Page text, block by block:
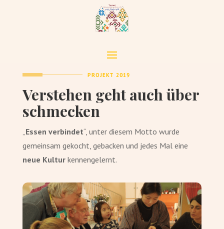
PROJEKT 2019
Verstehen geht auch über
schmecken
Essen verbindet“, unter diesem Motto wurde
gemeinsam gekocht, gebacken und jedes Mal eine
neue Kultur kennengelernt.